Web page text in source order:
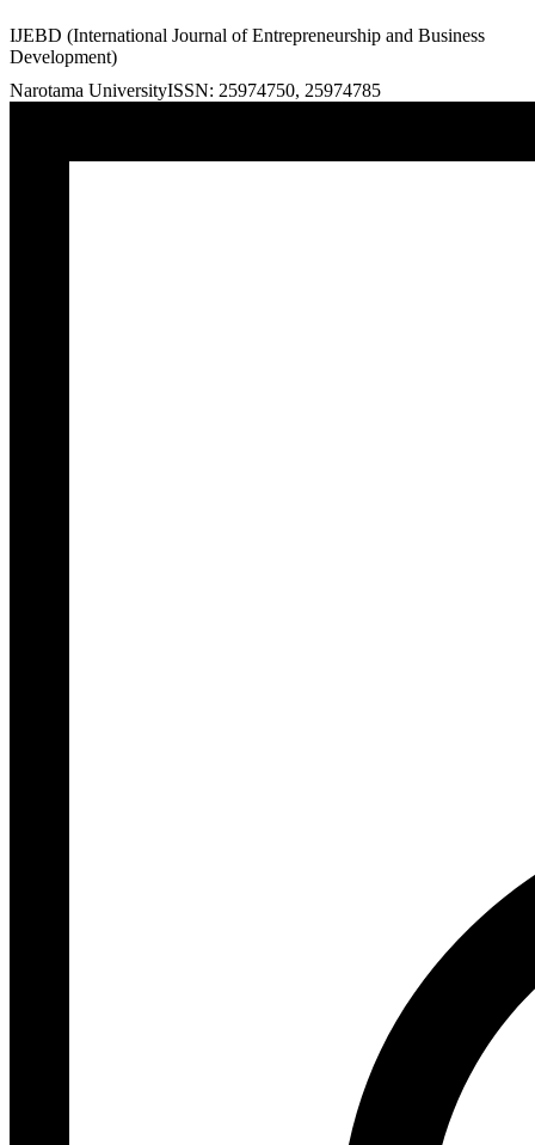
IJEBD (International Journal of Entrepreneurship and Business
Development)
Narotama UniversityISSN: 25974750, 25974785